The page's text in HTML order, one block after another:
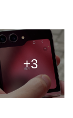
+3